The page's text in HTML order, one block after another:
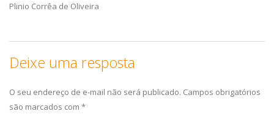
Plinio Corrêa de Oliveira
Deixe uma resposta
O seu endereço de e-mail não será publicado. Campos obrigatórios
são marcados com *